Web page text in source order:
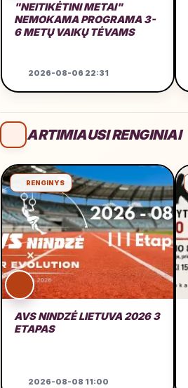
"NEITIKĖTINI METAI"
NEMOKAMA PROGRAMA 3-
6 METŲ VAIKŲ TĖVAMS
2026-08-06 22:31
ARTIMIAUSI RENGINIAI
RENGINYS
AVS NINDZĖ LIETUVA 2026 3
ETAPAS
2026-08-08 11:00